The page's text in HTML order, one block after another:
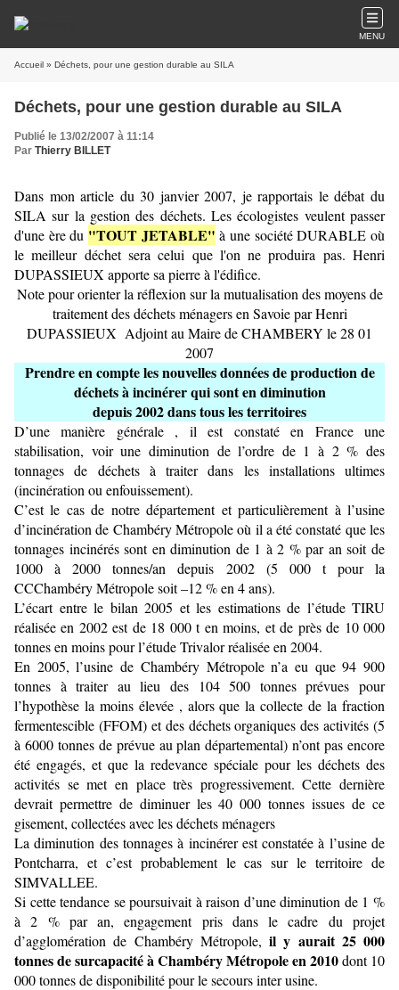
MENU
Accueil » Déchets, pour une gestion durable au SILA
Déchets, pour une gestion durable au SILA
Publié le 13/02/2007 à 11:14
Par Thierry BILLET
Dans mon article du 30 janvier 2007, je rapportais le débat du
SILA sur la gestion des déchets. Les écologistes veulent passer
d'une ère du "TOUT JETABLE" à une société DURABLE où
le meilleur déchet sera celui que l'on ne produira pas. Henri
DUPASSIEUX apporte sa pierre à l'édifice.
Note pour orienter la réflexion sur la mutualisation des moyens de
traitement des déchets ménagers en Savoie par Henri
DUPASSIEUX Adjoint au Maire de CHAMBERY le 28 01
2007
Prendre en compte les nouvelles données de production de
déchets à incinérer qui sont en diminution
depuis 2002 dans tous les territoires
D’une manière générale , il est constaté en France une
stabilisation, voir une diminution de l’ordre de 1 à 2 % des
tonnages de déchets à traiter dans les installations ultimes
(incinération ou enfouissement).
C’est le cas de notre département et particulièrement à l’usine
d’incinération de Chambéry Métropole où il a été constaté que les
tonnages incinérés sont en diminution de 1 à 2 % par an soit de
1000 à 2000 tonnes/an depuis 2002 (5 000 t pour la
CCChambéry Métropole soit –12 % en 4 ans).
L’écart entre le bilan 2005 et les estimations de l’étude TIRU
réalisée en 2002 est de 18 000 t en moins, et de près de 10 000
tonnes en moins pour l’étude Trivalor réalisée en 2004.
En 2005, l’usine de Chambéry Métropole n’a eu que 94 900
tonnes à traiter au lieu des 104 500 tonnes prévues pour
l’hypothèse la moins élevée , alors que la collecte de la fraction
fermentescible (FFOM) et des déchets organiques des activités (5
à 6000 tonnes de prévue au plan départemental) n’ont pas encore
été engagés, et que la redevance spéciale pour les déchets des
activités se met en place très progressivement. Cette dernière
devrait permettre de diminuer les 40 000 tonnes issues de ce
gisement, collectées avec les déchets ménagers
La diminution des tonnages à incinérer est constatée à l’usine de
Pontcharra, et c’est probablement le cas sur le territoire de
SIMVALLEE.
Si cette tendance se poursuivait à raison d’une diminution de 1 %
à 2 % par an, engagement pris dans le cadre du projet
d’agglomération de Chambéry Métropole, il y aurait 25 000
tonnes de surcapacité à Chambéry Métropole en 2010dont 10
000 tonnes de disponibilité pour le secours inter usine.